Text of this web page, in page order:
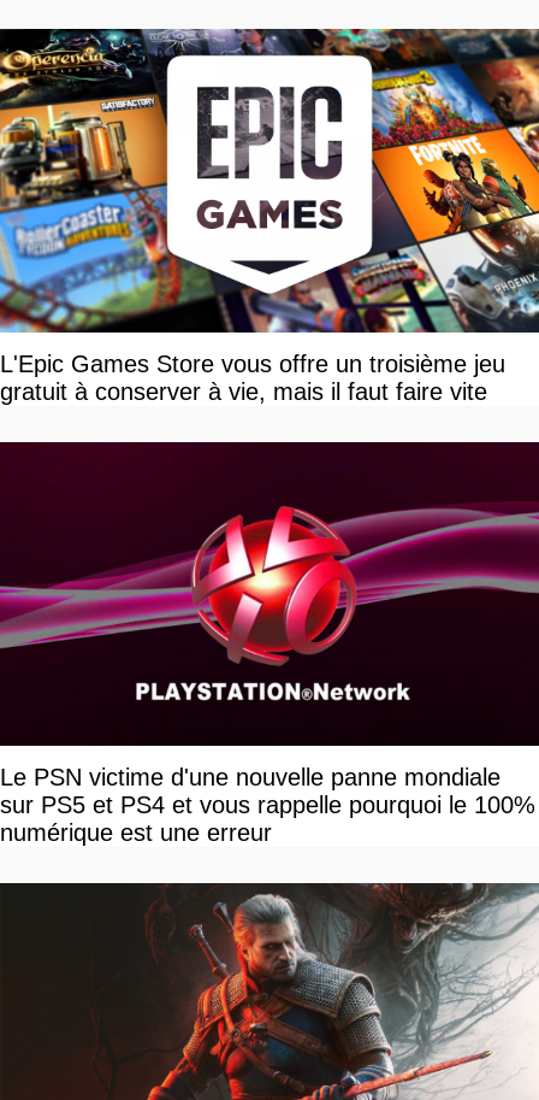
L'Epic Games Store vous offre un troisième jeu
gratuit à conserver à vie, mais il faut faire vite
Le PSN victime d'une nouvelle panne mondiale
sur PS5 et PS4 et vous rappelle pourquoi le 100%
numérique est une erreur